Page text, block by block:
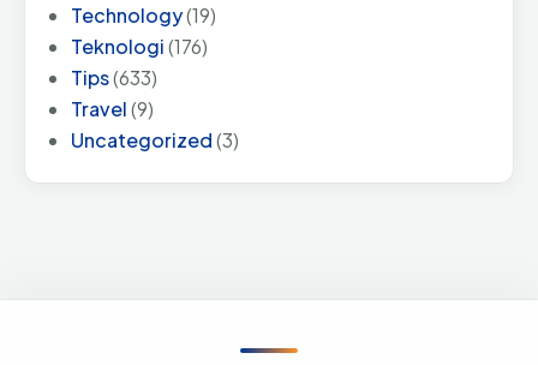
Technology(19)
Teknologi(176)
Tips(633)
Travel(9)
Uncategorized(3)